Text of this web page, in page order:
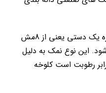
البته این نوع نمک میتواند از اندازه یک دستی یعنی از 8مش
این نوع نمک به دلیل
رطوبت است کلوخه